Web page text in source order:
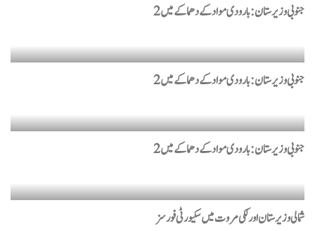
جنوبی وزیرستان: بارودی مواد کے دھماکے میں 2
جنوبی وزیرستان: بارودی مواد کے دھماکے میں 2
جنوبی وزیرستان: بارودی مواد کے دھماکے میں 2
شمالی وزیرستان اور لکی مروت میں سکیورٹی فورسز